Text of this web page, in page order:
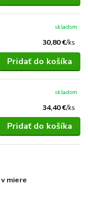
30,80 €/ks
skladom
Pridať do košíka
34,40 €/ks
skladom
Pridať do košíka
miere